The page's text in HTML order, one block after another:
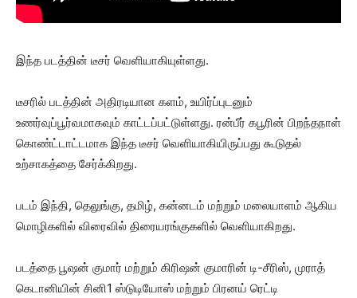
இந்த படத்தின் டீசர் வெளியாகியுள்ளது.
டீசரில் படத்தின் அதிரடியான களம், உயிர்ப்புடனும்
உணர்வுப்பூர்வமாகவும் காட்டப்பட்டுள்ளது. ரன்பீர் கபூரின் பிறந்தநாள்
கொண்ட்டாட்டமாக இந்த டீசர் வெளியாகியிருப்பது கூடுதல்
உற்சாகத்தை சேர்க்கிறது.
படம் இந்தி, தெலுங்கு, தமிழ், கன்னடம் மற்றும் மலையாளம் ஆகிய
மொழிகளில் விரைவில் திரையரங்குகளில் வெளியாகிறது.
படத்தை பூஷன் குமார் மற்றும் கிரிஷன் குமாரின் டி-சீரிஸ், முராத்
கெடானியின் சினி1 ஸ்டுடியோஸ் மற்றும் பிரனய் ரெட்டி